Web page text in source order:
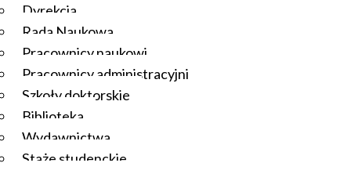
Dyrekcja
Rada Naukowa
Pracownicy naukowi
Pracownicy administracyjni
Szkoły doktorskie
Biblioteka
Wydawnictwa
Staże studenckie